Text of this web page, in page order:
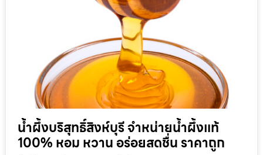
น้ำผึ้งบริสุทธิ์สิงห์บุรี จำหน่ายน้ำผึ้งแท้
100% หอม หวาน อร่อยสดชื่น ราคาถูก